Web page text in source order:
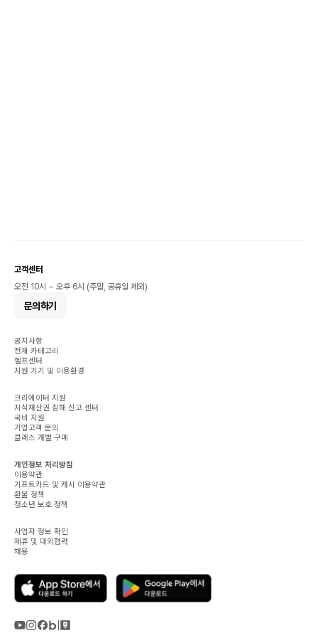
고객센터
오전 10시 ~ 오후 6시 (주말, 공휴일 제외)
문의하기
공지사항
전체 카테고리
헬프센터
지원 기기 및 이용환경
크리에이터 지원
지식재산권 침해 신고 센터
국비 지원
기업고객 문의
클래스 개별 구매
개인정보 처리방침
이용약관
기프트카드 및 캐시 이용약관
환불 정책
청소년 보호 정책
사업자 정보 확인
제휴 및 대외협력
채용